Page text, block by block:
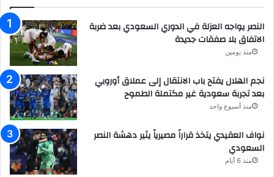
النصر يواجه العزلة في الدوري السعودي بعد ضربة
الاتفاق بلا صفقات جديدة
منذ يومين
نجم الهلال يفتح باب الانتقال إلى عملاق أوروبي
بعد تجربة سعودية غير مكتملة الطموح
منذ أسبوع واحد
نواف العقيدي يتخذ قراراً مصيرياً يثير دهشة النصر
السعودي
منذ 6 أيام